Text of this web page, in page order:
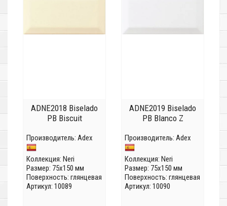
ADNE2018 Biselado
PB Biscuit
Производитель: Adex
Коллекция: Neri
Размер: 75x150 мм
Поверхность: глянцевая
Артикул: 10089
ADNE2019 Biselado
PB Blanco Z
Производитель: Adex
Коллекция: Neri
Размер: 75x150 мм
Поверхность: глянцевая
Артикул: 10090